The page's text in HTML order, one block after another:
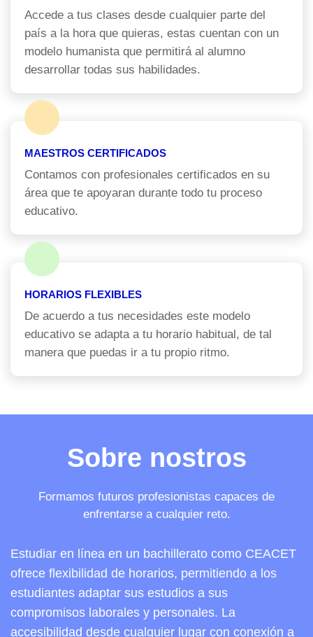
Accede a tus clases desde cualquier parte del
país a la hora que quieras, estas cuentan con un
modelo humanista que permitirá al alumno
desarrollar todas sus habilidades.
MAESTROS CERTIFICADOS
Contamos con profesionales certificados en su
área que te apoyaran durante todo tu proceso
educativo.
HORARIOS FLEXIBLES
De acuerdo a tus necesidades este modelo
educativo se adapta a tu horario habitual, de tal
manera que puedas ir a tu propio ritmo.
Sobre nostros
Formamos futuros profesionistas capaces de
enfrentarse a cualquier reto.
Estudiar en línea en un bachillerato como CEACET
ofrece flexibilidad de horarios, permitiendo a los
estudiantes adaptar sus estudios a sus
compromisos laborales y personales. La
accesibilidad desde cualquier lugar con conexión a